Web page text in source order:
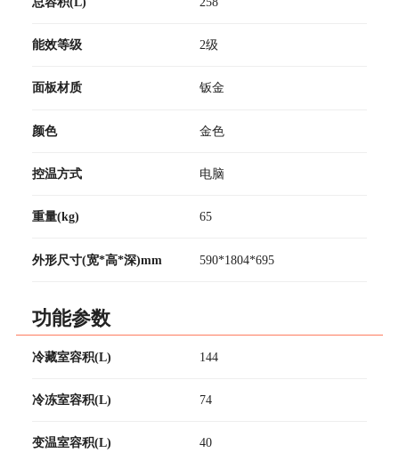
能效等级 2级
面板材质 钣金
颜色 金色
控温方式 电脑
重量(kg) 65
外形尺寸(宽*高*深)mm 590*1804*695
功能参数
冷藏室容积(L) 144
冷冻室容积(L) 74
变温室容积(L) 40